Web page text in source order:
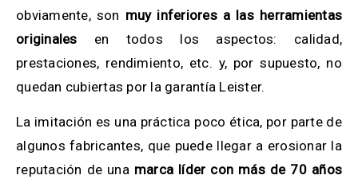
obviamente, son muy inferiores a las herramientas
originales en todos los aspectos: calidad,
prestaciones, rendimiento, etc. y, por supuesto, no
quedan cubiertas por la garantía Leister.
La imitación es una práctica poco ética, por parte de
algunos fabricantes, que puede llegar a erosionar la
reputación de una marca líder con más de 70 años